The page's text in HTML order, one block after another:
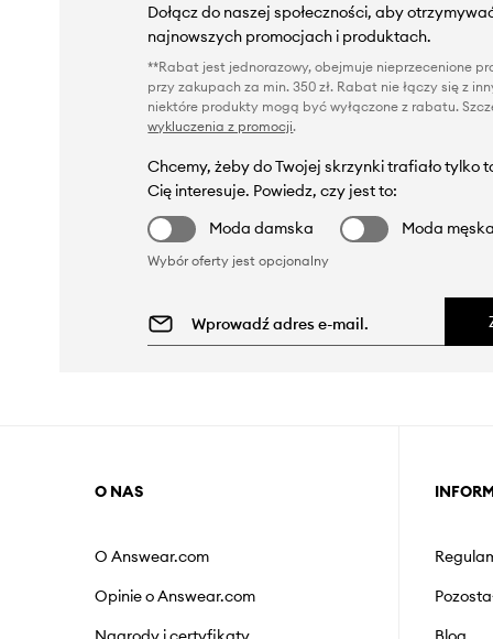
Dołącz do naszej społeczności, aby
najnowszych promocjach i produktach.
**Rabat jest jednorazowy, obejmuje nieprzecenione
przy zakupach za min. 350 zł. Rabat nie łączy się z
niektóre produkty mogą być wyłączone z rabatu.
wykluczenia z promocji.
Chcemy, żeby do Twojej skrzynki trafiało tylko
Cię interesuje. Powiedz, czy jest to:
Moda damska
Moda męska
Wybór oferty jest opcjonalny
O NAS
O Answear.com
Opinie o Answear.com